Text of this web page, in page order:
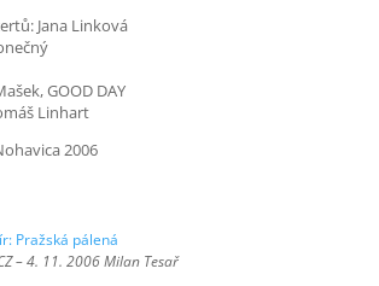
Jana Linková
GOOD DAY
Linhart
2006
Pražská pálená
– 4. 11. 2006 Milan Tesař